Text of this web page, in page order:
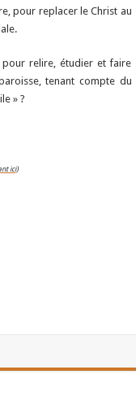
pour replacer le Christ au
relire, étudier et faire
tenant compte du
» ?
ici)